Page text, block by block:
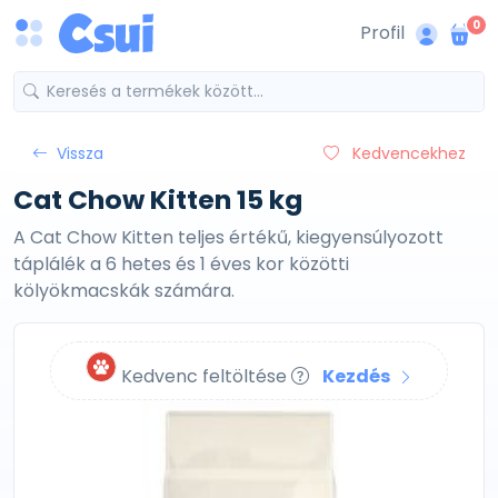
Profil 0
Vissza Kedvencekhez
Cat Chow Kitten 15 kg
A Cat Chow Kitten teljes értékű, kiegyensúlyozott
táplálék a 6 hetes és 1 éves kor közötti
kölyökmacskák számára.
Kedvenc feltöltése Kezdés